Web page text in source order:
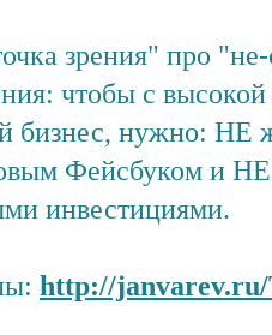
зрения" про
чтобы с
бизнес, нужно: НЕ
Фейсбуком и НЕ
инвестициями.
http://